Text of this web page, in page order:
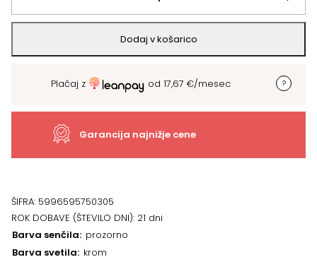
75030,
Teodoro
Dodaj v košarico
Plačaj z od 17,67 €/mesec
Garancija najnižje cene
ŠIFRA: 5996595750305
ROK DOBAVE (ŠTEVILO DNI): 21 dni
Barva senčila prozorno
Barva svetila krom